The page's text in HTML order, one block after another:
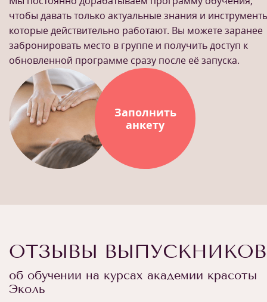
чтобы давать только актуальные знания и
которые действительно работают. Вы можете заранее
забронировать место в группе и получить доступ к
обновленной программе сразу после её запуска.
Заполнить
анкету
ОТЗЫВЫ ВЫПУСКНИКОВ
об обучении на курсах академии красоты
Эколь